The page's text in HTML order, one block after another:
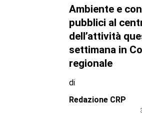
Ambiente e
pubblici al
dell’attività
settimana in
regionale
di
Redazione CRP